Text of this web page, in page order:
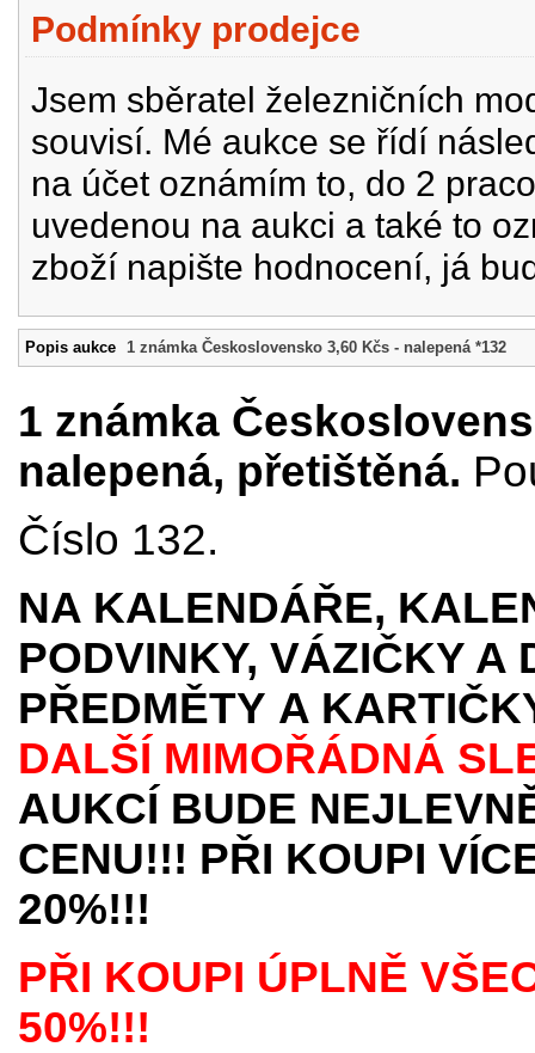
Podmínky prodejce
Jsem sběratel železničních
souvisí. Mé aukce se řídí
na účet oznámím to, do 2
uvedenou na aukci a také to
zboží napište hodnocení, já
Popis aukce 1 známka Československo 3,60 Kčs - nalepená *132
1 známka
nalepená, přetištěná.
Číslo 132.
NA KALENDÁŘE,
PODVINKY, VÁZIČKY A
PŘEDMĚTY A
DALŠÍ MIMOŘÁDNÁ
AUKCÍ BUDE
CENU!!! PŘI KOUPI
20%!!!
PŘI KOUPI ÚPLNĚ
50%!!!